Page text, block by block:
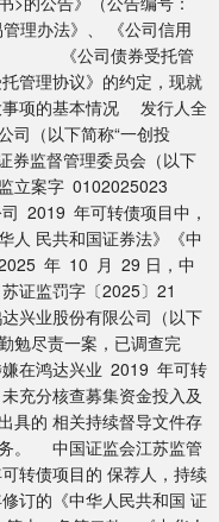
理办法》、 《公司信用
公司债券受托管
管理协议》的约定，现就
项的基本情况 发行人全
司（以下简称“一创投
监督管理委员会（以下
立案字 0102025023
2019 年可转债项目中，
人 民共和国证券法》《中
年 10 月 29 日，中
证监罚字〔2025〕21
兴业股份有限公司（以下
勉尽责一案，已调查完
在鸿达兴业 2019 年可转
充分核查募集资金投入及
具的 相关持续督导文件存
。 中国证监会江苏监管
转债项目的 保荐人，持续
订的《中华人民共和国 证